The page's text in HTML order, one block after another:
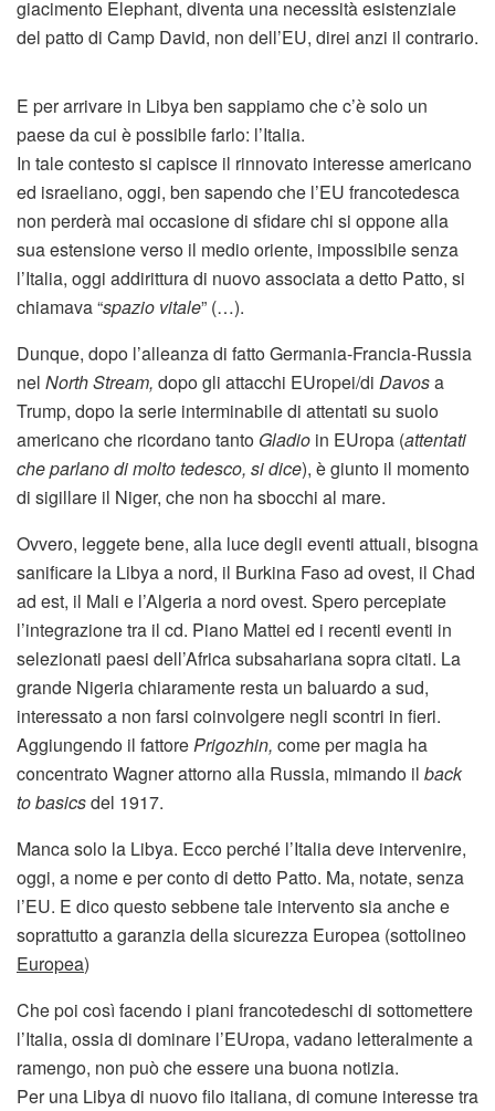
giacimento Elephant, diventa una necessità esistenziale
del patto di Camp David, non dell’EU, direi anzi il contrario.
E per arrivare in Libya ben sappiamo che c’è solo un
paese da cui è possibile farlo: l’Italia.
In tale contesto si capisce il rinnovato interesse americano
ed israeliano, oggi, ben sapendo che l’EU francotedesca
non perderà mai occasione di sfidare chi si oppone alla
sua estensione verso il medio oriente, impossibile senza
l’Italia, oggi addirittura di nuovo associata a detto Patto, si
chiamava “spazio vitale” (…).
Dunque, dopo l’alleanza di fatto Germania-Francia-Russia
nel North Stream, dopo gli attacchi EUropei/di Davosa
Trump, dopo la serie interminabile di attentati su suolo
americano che ricordano tanto Gladio in EUropa (attentati
che parlano di molto tedesco, si dice), è giunto il momento
di sigillare il Niger, che non ha sbocchi al mare.
Ovvero, leggete bene, alla luce degli eventi attuali, bisogna
sanificare la Libya a nord, il Burkina Faso ad ovest, il Chad
ad est, il Mali e l’Algeria a nord ovest. Spero percepiate
l’integrazione tra il cd. Piano Mattei ed i recenti eventi in
selezionati paesi dell’Africa subsahariana sopra citati. La
grande Nigeria chiaramente resta un baluardo a sud,
interessato a non farsi coinvolgere negli scontri in fieri.
Aggiungendo il fattorePrigozhin, come per magia ha
concentrato Wagner attorno alla Russia, mimando il back
to basicsdel 1917.
Manca solo la Libya. Ecco perché l’Italia deve intervenire,
oggi, a nome e per conto di detto Patto. Ma, notate, senza
l’EU. E dico questo sebbene tale intervento sia anche e
soprattutto a garanzia della sicurezza Europea (sottolineo
Europea)
Che poi così facendo i piani francotedeschi di sottomettere
l’Italia, ossia di dominare l’EUropa, vadano letteralmente a
ramengo, non può che essere una buona notizia.
Per una Libya di nuovo filo italiana, di comune interesse tra